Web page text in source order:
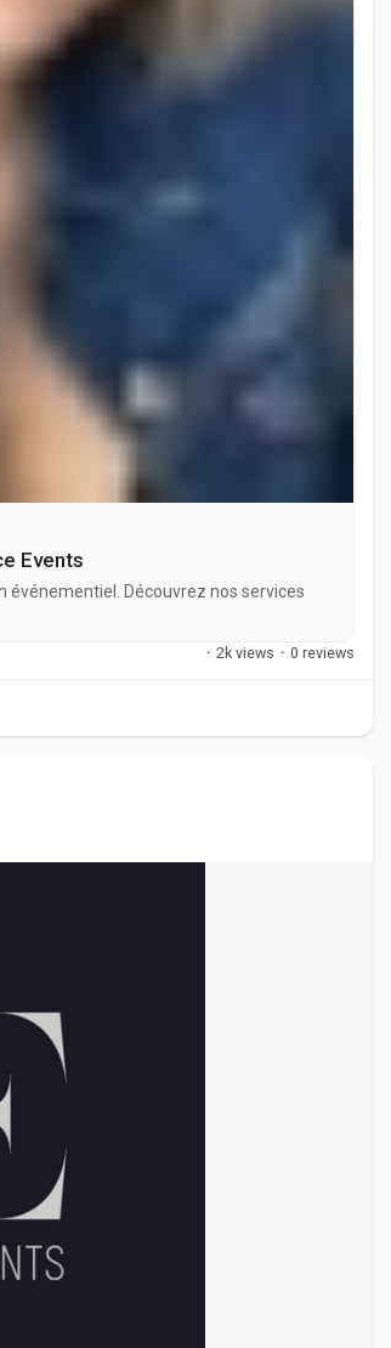
Events
événementiel. Découvrez nos services
· 2k views · 0 reviews